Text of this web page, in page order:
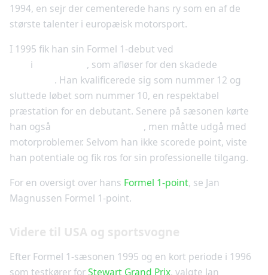
1994, en sejr der cementerede hans ry som en af de
største talenter i europæisk motorsport.
I 1995 fik han sin Formel 1-debut ved
i , som afløser for den skadede
. Han kvalificerede sig som nummer 12 og
sluttede løbet som nummer 10, en respektabel
præstation for en debutant. Senere på sæsonen kørte
han også
, men måtte udgå med
motorproblemer. Selvom han ikke scorede point, viste
han potentiale og fik ros for sin professionelle tilgang.
For en oversigt over hans Formel 1-point, se Jan
Magnussen Formel 1-point.
Videre til USA og sportsvogne
Efter Formel 1-sæsonen 1995 og en kort periode i 1996
som testkører forStewart Grand Prix, valgte Jan